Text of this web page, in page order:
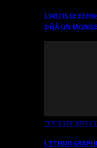
L’ARTISTE
DÉJÀ UN
TEXTES DE